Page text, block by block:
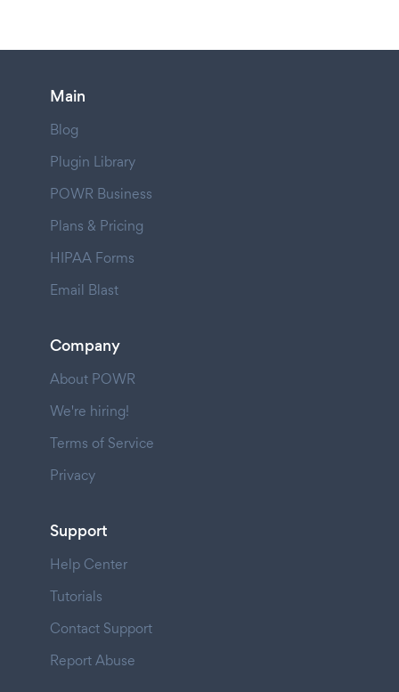
Main
Blog
Plugin Library
POWR Business
Plans & Pricing
HIPAA Forms
Email Blast
Company
About POWR
We're hiring!
Terms of Service
Privacy
Support
Help Center
Tutorials
Contact Support
Report Abuse